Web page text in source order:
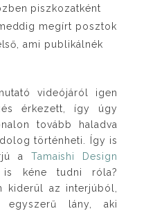
piszkozatként
megírt posztok
ami publikálnék
videójáról igen
érkezett, így úgy
tovább haladva
történheti. Így is
a Tamaishi Design
is kéne tudni róla?
kiderül az interjúból,
lány, aki